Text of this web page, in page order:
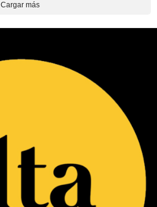
Cargar más